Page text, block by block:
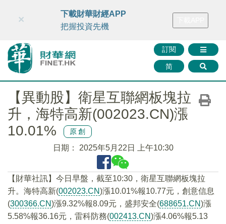
財華智庫網 FINTV FINMETA 財華證券 媒體矩陣
訂閱
简
×
下載財華財經APP
把握投資先機
【異動股】衛星互聯網板塊拉
升，海特高新(002023.CN)漲
10.01%
原創
日期： 2025年5月22日 上午10:30
【財華社訊】今日早盤，截至10:30，衛星互聯網板塊拉
升。海特高新(002023.CN)漲10.01%報10.77元，創意信息
(300366.CN)漲9.32%報8.09元，盛邦安全(688651.CN)漲
5.58%報36.16元，雷科防務(002413.CN)漲4.06%報5.13